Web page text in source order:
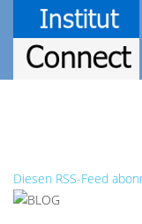
Diesen RSS-Feed